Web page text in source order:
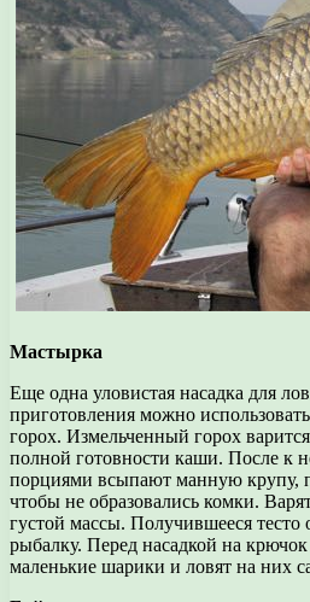
Мастырка
Еще одна уловистая насадка для
приготовления можно
горох. Измельченный горох
полной готовности каши. После к
порциями всыпают манную крупу,
чтобы не образовались комки.
густой массы. Получившееся тесто
рыбалку. Перед насадкой на
маленькие шарики и ловят на них